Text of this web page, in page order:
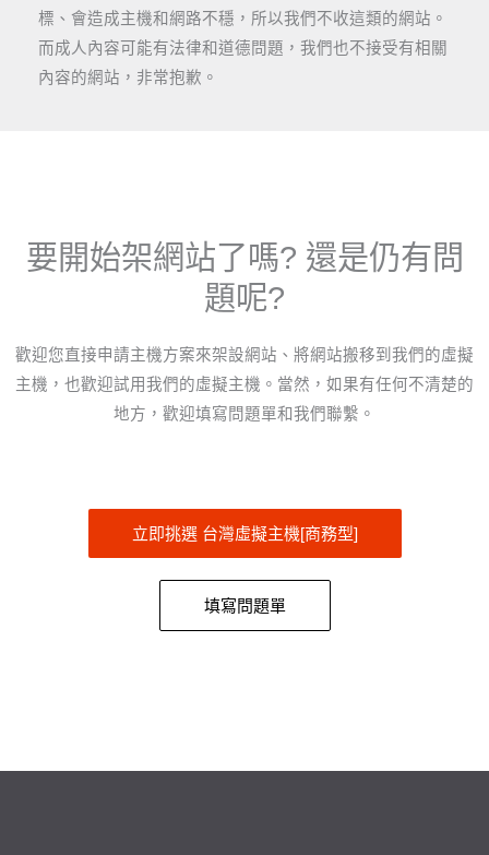
標、會造成主機和網路不穩，所以我們不收這類的網站。
而成人內容可能有法律和道德問題，我們也不接受有相關
內容的網站，非常抱歉。
要開始架網站了嗎? 還是仍有問
題呢?
歡迎您直接申請主機方案來架設網站、將網站搬移到我們的虛擬
主機，也歡迎試用我們的虛擬主機。當然，如果有任何不清楚的
地方，歡迎填寫問題單和我們聯繫。
立即挑選 台灣虛擬主機[商務型]
填寫問題單